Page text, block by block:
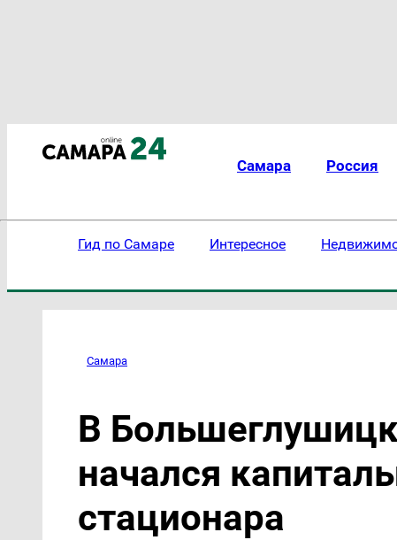
Самара Россия
Гид по Самаре Интересное
Самара
В
начался
стационара